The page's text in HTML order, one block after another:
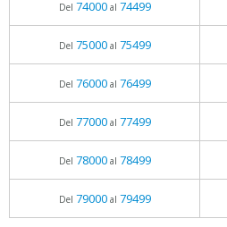
Del 74000al 74499
Del 75000al 75499
Del 76000al 76499
Del 77000al 77499
Del 78000al 78499
Del 79000al 79499